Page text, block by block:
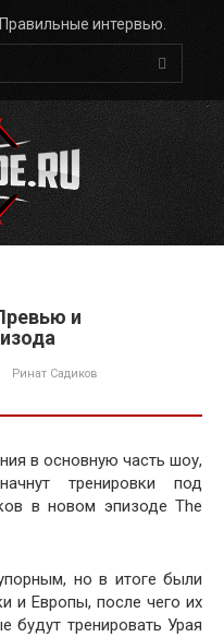
интервью.
и
Ринат Садиков
в основную часть шоу,
тренировки под
в новом эпизоде ​​The
но в итоге были
и Европы, после чего их
будут тренировать Урая